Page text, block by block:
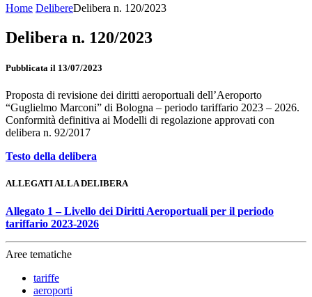
Home DelibereDelibera n. 120/2023
Delibera n. 120/2023
Pubblicata il 13/07/2023
Proposta di revisione dei diritti aeroportuali dell’Aeroporto
“Guglielmo Marconi” di Bologna – periodo tariffario 2023 – 2026.
Conformità definitiva ai Modelli di regolazione approvati con
delibera n. 92/2017
Testo della delibera
ALLEGATI ALLA DELIBERA
Allegato 1 – Livello dei Diritti Aeroportuali per il periodo
tariffario 2023-2026
Aree tematiche
tariffe
aeroporti